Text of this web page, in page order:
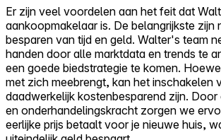
Er zijn veel voordelen aan het feit dat
aankoopmakelaar is. De belangrijkste zijn
besparen van tijd en geld. Walter's team
handen door alle marktdata en trends te
een goede biedstrategie te komen.
met zich meebrengt, kan het inschakelen
daadwerkelijk kostenbesparend zijn.
en onderhandelingskracht zorgen we
eerlijke prijs betaalt voor je nieuwe huis,